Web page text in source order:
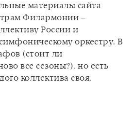
материалы сайта
Филармонии –
России и
оркестру. В
(стоит ли
все сезоны?), но есть
коллектива своя,